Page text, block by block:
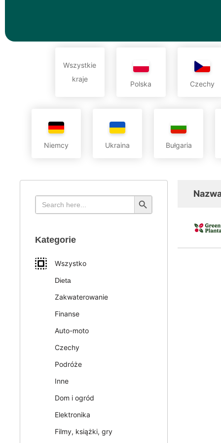
Wszystkie
kraje
Polska Czechy
Niemcy Ukraina Bułgaria
Search
for:
Search Button
Kategorie
Wszystko
Dieta
Zakwaterowanie
Finanse
Auto-moto
Czechy
Podróże
Inne
Dom i ogród
Elektronika
Filmy, książki, gry